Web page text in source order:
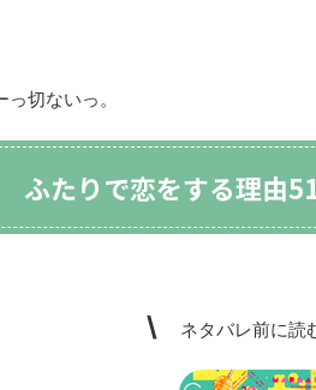
切ないっ。
ふたりで恋をする理由
\ ネタバレ前に読